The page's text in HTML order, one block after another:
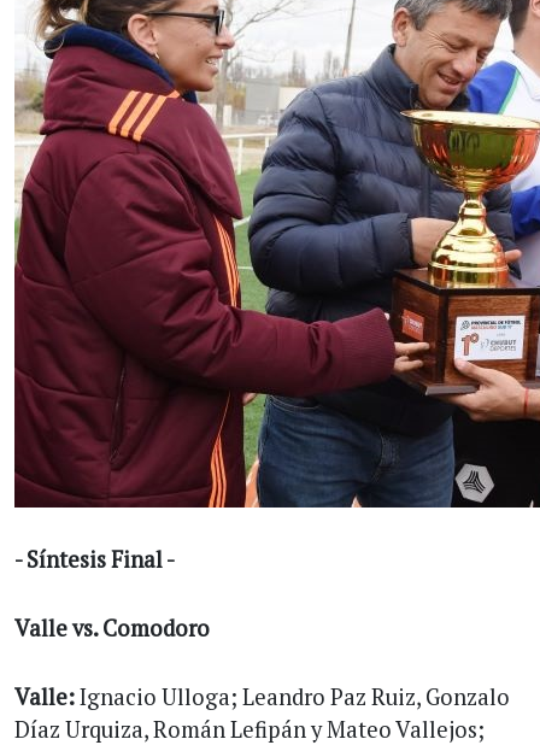
- Síntesis Final -
Valle vs. Comodoro
Valle:Ignacio Ulloga; Leandro Paz Ruiz, Gonzalo
Díaz Urquiza, Román Lefipán y Mateo Vallejos;